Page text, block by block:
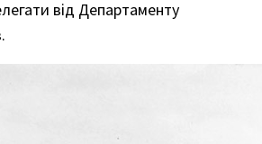
від Департаменту